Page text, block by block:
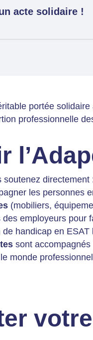
acte solidaire !
portée
professionnelle
soutenez directement
les personnes
(mobiliers,
des employeurs pour
handicap en ESAT
sont
monde